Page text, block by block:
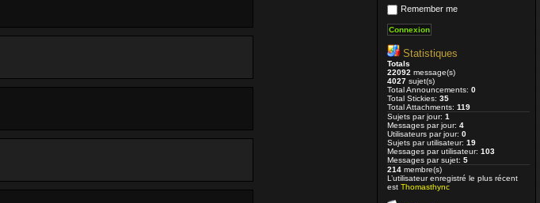
Remember me
Statistiques
Totals
22092 message(s)
4027 sujet(s)
Total Announcements: 0
Total Stickies: 35
Total Attachments: 119
Sujets par jour: 1
Messages par jour: 4
Utilisateurs par jour: 0
Sujets par utilisateur: 19
Messages par utilisateur: 103
Messages par sujet: 5
214 membre(s)
L’utilisateur enregistré le plus récent
est Thomasthync